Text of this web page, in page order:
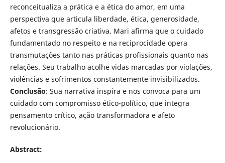
reconceitualiza a prática e a ética do amor, em uma
perspectiva que articula liberdade, ética, generosidade,
afetos e transgressão criativa. Mari afirma que o cuidado
fundamentado no respeito e na reciprocidade opera
transmutações tanto nas práticas profissionais quanto nas
relações. Seu trabalho acolhe vidas marcadas por violações,
violências e sofrimentos constantemente invisibilizados.
Conclusão: Sua narrativa inspira e nos convoca para um
cuidado com compromisso ético-político, que integra
pensamento crítico, ação transformadora e afeto
revolucionário.
Abstract: